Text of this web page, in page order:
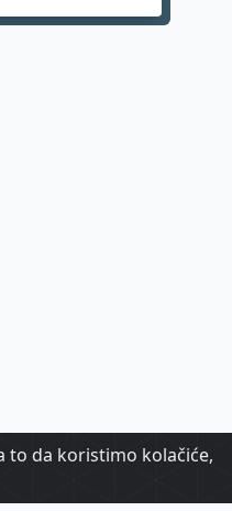
je
to da koristimo kolačiće,